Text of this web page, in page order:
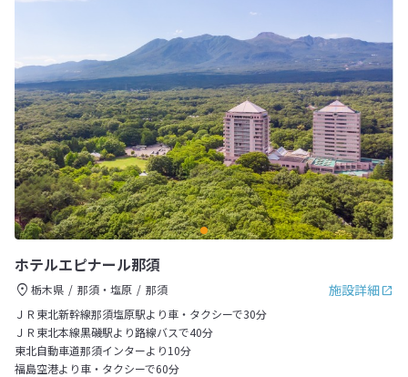
ホテルエピナール那須
施設詳細
栃木県 那須・塩原
那須
ＪＲ東北新幹線那須塩原駅より車・タクシーで30分
ＪＲ東北本線黒磯駅より路線バスで40分
東北自動車道那須インターより10分
福島空港より車・タクシーで60分